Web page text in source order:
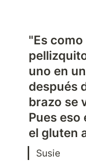
"Es
uno en
después
brazo se
Pues eso
el gluten
Susie